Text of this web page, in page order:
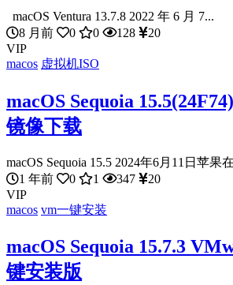
macOS Ventura 13.7.8 2022 年 6 月 7...
8 月前
0 0 128
20
VIP
macos 虚拟机ISO
macOS Sequoia
镜像下载
macOS Sequoia 15.5 2024年6月11日苹果
1 年前
0 1 347
20
VIP
macos vm一键安装
macOS Sequoia 15.7.3
键安装版